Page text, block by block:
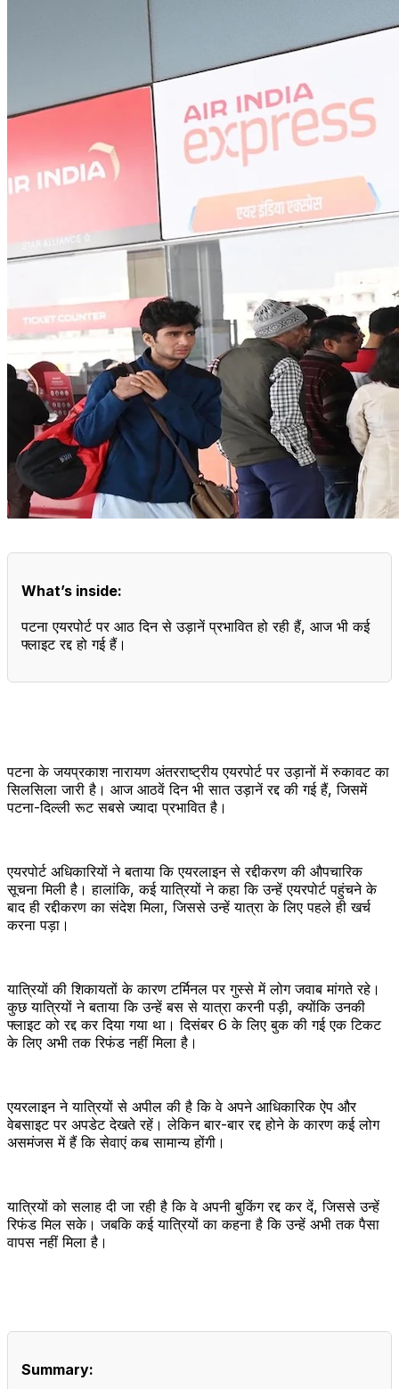
What’s inside:
पटना एयरपोर्ट पर आठ दिन से उड़ानें प्रभावित हो रही हैं, आज भी कई
फ्लाइट रद्द हो गई हैं।
पटना के जयप्रकाश नारायण अंतरराष्ट्रीय एयरपोर्ट पर उड़ानों में रुकावट का
सिलसिला जारी है। आज आठवें दिन भी सात उड़ानें रद्द की गई हैं, जिसमें
पटना-दिल्ली रूट सबसे ज्यादा प्रभावित है।
एयरपोर्ट अधिकारियों ने बताया कि एयरलाइन से रद्दीकरण की औपचारिक
सूचना मिली है। हालांकि, कई यात्रियों ने कहा कि उन्हें एयरपोर्ट पहुंचने के
बाद ही रद्दीकरण का संदेश मिला, जिससे उन्हें यात्रा के लिए पहले ही खर्च
करना पड़ा।
यात्रियों की शिकायतों के कारण टर्मिनल पर गुस्से में लोग जवाब मांगते रहे।
कुछ यात्रियों ने बताया कि उन्हें बस से यात्रा करनी पड़ी, क्योंकि उनकी
फ्लाइट को रद्द कर दिया गया था। दिसंबर 6 के लिए बुक की गई एक टिकट
के लिए अभी तक रिफंड नहीं मिला है।
एयरलाइन ने यात्रियों से अपील की है कि वे अपने आधिकारिक ऐप और
वेबसाइट पर अपडेट देखते रहें। लेकिन बार-बार रद्द होने के कारण कई लोग
असमंजस में हैं कि सेवाएं कब सामान्य होंगी।
यात्रियों को सलाह दी जा रही है कि वे अपनी बुकिंग रद्द कर दें, जिससे उन्हें
रिफंड मिल सके। जबकि कई यात्रियों का कहना है कि उन्हें अभी तक पैसा
वापस नहीं मिला है।
Summary: